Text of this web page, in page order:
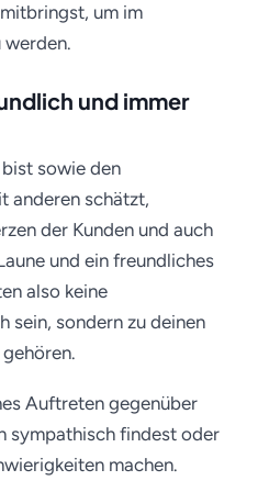
um im
werden.
und immer
sowie den
anderen schätzt,
der Kunden und auch
und ein freundliches
also keine
sein, sondern zu deinen
Auftreten gegenüber
sympathisch findest oder
machen.